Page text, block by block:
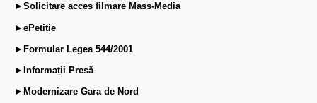
►Solicitare acces filmare Mass-Media
►ePetiție
►Formular Legea 544/2001
►Informații Presă
►Modernizare Gara de Nord